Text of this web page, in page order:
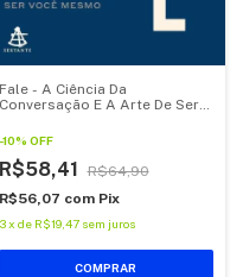
Fale - A Ciência Da
Conversação E A Arte De Ser
-10% OFF
R$58,41
R$64,90
R$56,07 com Pix
3 x de R$19,47 sem juros